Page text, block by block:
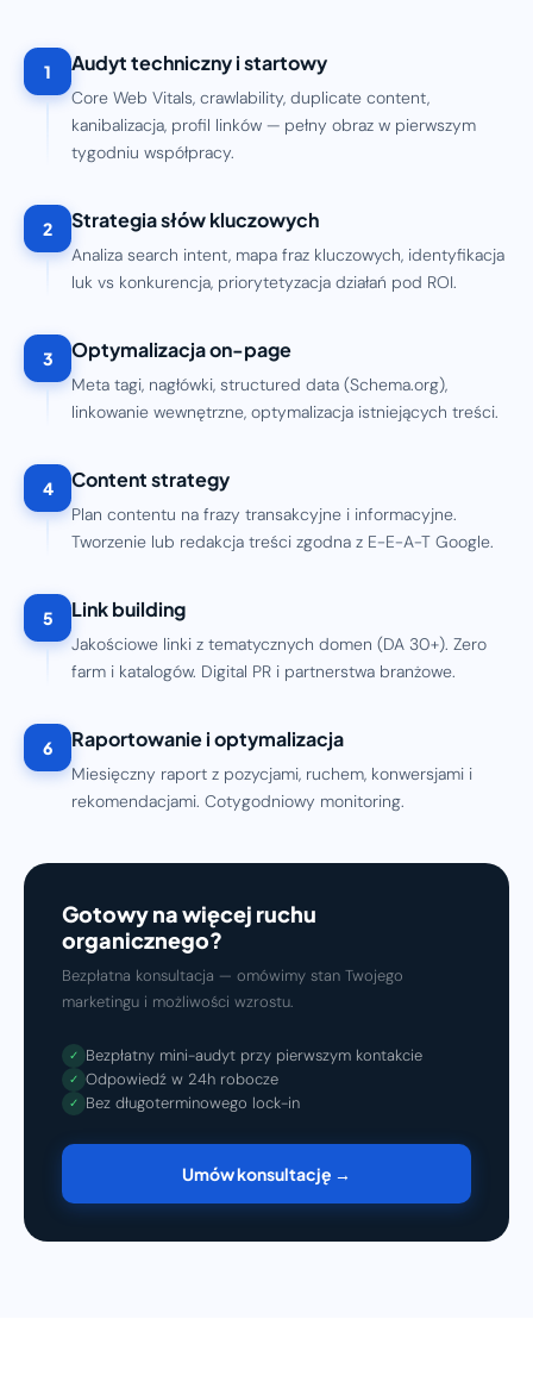
1 Audyt techniczny i startowy
Core Web Vitals, crawlability, duplicate content,
kanibalizacja, profil linków — pełny obraz w pierwszym
tygodniu współpracy.
2 Strategia słów kluczowych
Analiza search intent, mapa fraz kluczowych, identyfikacja
luk vs konkurencja, priorytetyzacja działań pod ROI.
3 Optymalizacja on-page
Meta tagi, nagłówki, structured data (Schema.org),
linkowanie wewnętrzne, optymalizacja istniejących treści.
4 Content strategy
Plan contentu na frazy transakcyjne i informacyjne.
Tworzenie lub redakcja treści zgodna z E-E-A-T Google.
5 Link building
Jakościowe linki z tematycznych domen (DA 30+). Zero
farm i katalogów. Digital PR i partnerstwa branżowe.
6 Raportowanie i optymalizacja
Miesięczny raport z pozycjami, ruchem, konwersjami i
rekomendacjami. Cotygodniowy monitoring.
Gotowy na więcej ruchu
organicznego?
Bezpłatna konsultacja — omówimy stan Twojego
marketingu i możliwości wzrostu.
✓ Bezpłatny mini-audyt przy pierwszym kontakcie
✓ Odpowiedź w 24h robocze
✓ Bez długoterminowego lock-in
Umów konsultację →